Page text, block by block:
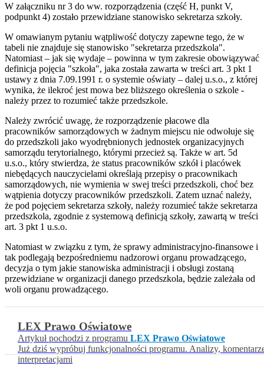
W załączniku nr 3 do ww. rozporządzenia (część H, punkt V,
podpunkt 4) zostało przewidziane stanowisko sekretarza szkoły.
W omawianym pytaniu wątpliwość dotyczy zapewne tego, że w
tabeli nie znajduje się stanowisko "sekretarza przedszkola".
Natomiast – jak się wydaje – powinna w tym zakresie obowiązywać
definicja pojęcia "szkoła", jaka została zawarta w treści art. 3 pkt 1
ustawy z dnia 7.09.1991 r. o systemie oświaty – dalej u.s.o., z której
wynika, że ilekroć jest mowa bez bliższego określenia o szkole -
należy przez to rozumieć także przedszkole.
Należy zwrócić uwagę, że rozporządzenie płacowe dla
pracowników samorządowych w żadnym miejscu nie odwołuje się
do przedszkoli jako wyodrębnionych jednostek organizacyjnych
samorządu terytorialnego, którymi przecież są. Także w art. 5d
u.s.o., który stwierdza, że status pracowników szkół i placówek
niebędących nauczycielami określają przepisy o pracownikach
samorządowych, nie wymienia w swej treści przedszkoli, choć bez
wątpienia dotyczy pracowników przedszkoli. Zatem uznać należy,
że pod pojęciem sekretarza szkoły, należy rozumieć także sekretarza
przedszkola, zgodnie z systemową definicją szkoły, zawartą w treści
art. 3 pkt 1 u.s.o.
Natomiast w związku z tym, że sprawy administracyjno-finansowe i
tak podlegają bezpośredniemu nadzorowi organu prowadzącego,
decyzja o tym jakie stanowiska administracji i obsługi zostaną
przewidziane w organizacji danego przedszkola, będzie zależała od
woli organu prowadzącego.
LEX Prawo Oświatowe
Artykuł pochodzi z programu LEX Prawo Oświatowe
Już dziś wypróbuj funkcjonalności programu. Analizy,
interpretacjami